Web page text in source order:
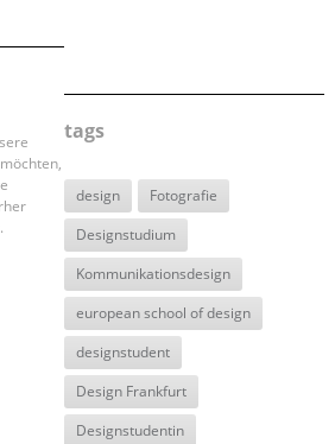
tags
design
Fotografie
Designstudium
Kommunikationsdesign
european school of design
designstudent
Design Frankfurt
Designstudentin